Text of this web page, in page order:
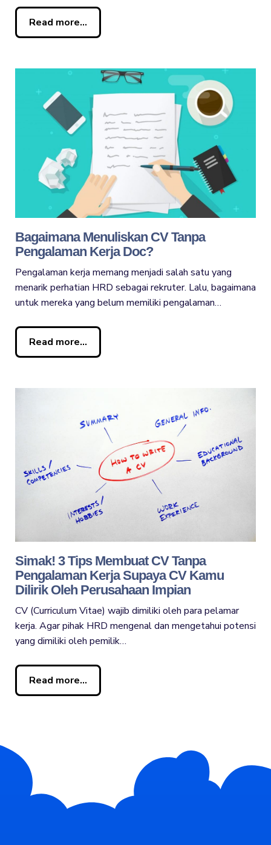
Read more...
Bagaimana Menuliskan CV Tanpa
Pengalaman Kerja Doc?
Pengalaman kerja memang menjadi salah satu yang
menarik perhatian HRD sebagai rekruter. Lalu, bagaimana
untuk mereka yang belum memiliki pengalaman…
Read more...
Simak! 3 Tips Membuat CV Tanpa
Pengalaman Kerja Supaya CV Kamu
Dilirik Oleh Perusahaan Impian
CV (Curriculum Vitae) wajib dimiliki oleh para pelamar
kerja. Agar pihak HRD mengenal dan mengetahui potensi
yang dimiliki oleh pemilik…
Read more...